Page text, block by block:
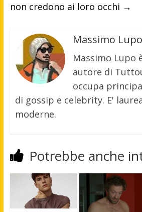
non credono ai loro occhi →
Massimo Lupo
Massimo Lupo
autore di
occupa
di gossip e celebrity. E'
moderne.
Potrebbe anche